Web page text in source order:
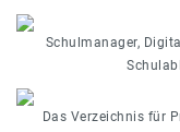
Schulmanager,
Das Verzeichnis für